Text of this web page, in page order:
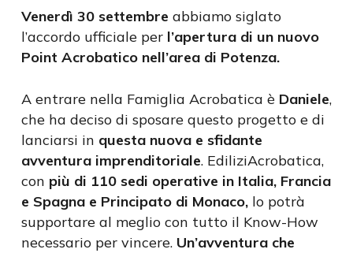
Venerdì 30 settembre abbiamo siglato
l’accordo ufficiale per l’apertura di un nuovo
Point Acrobatico nell’area di Potenza.
A entrare nella Famiglia Acrobatica è Daniele,
che ha deciso di sposare questo progetto e di
lanciarsi in questa nuova e sfidante
avventura imprenditoriale. EdiliziAcrobatica,
con più di 110 sedi operative in Italia, Francia
e Spagna e Principato di Monaco,lo potrà
supportare al meglio con tutto il Know-How
necessario per vincere. Un’avventura che